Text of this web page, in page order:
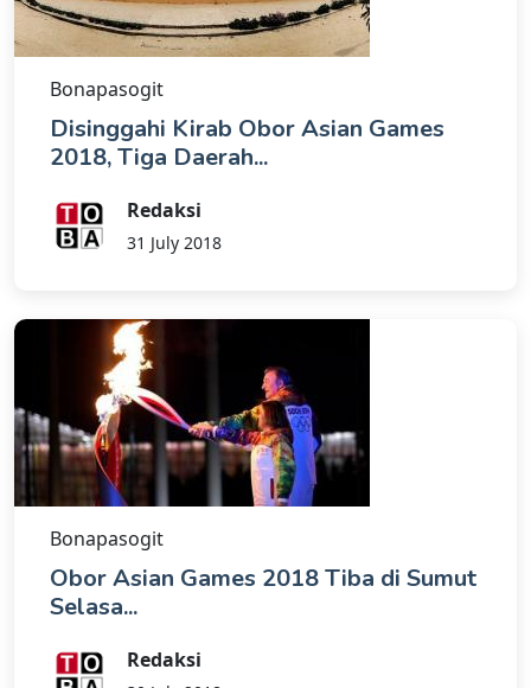
Bonapasogit
Disinggahi Kirab Obor Asian Games
2018, Tiga Daerah...
Redaksi
31 July 2018
Bonapasogit
Obor Asian Games 2018 Tiba di Sumut
Selasa...
Redaksi